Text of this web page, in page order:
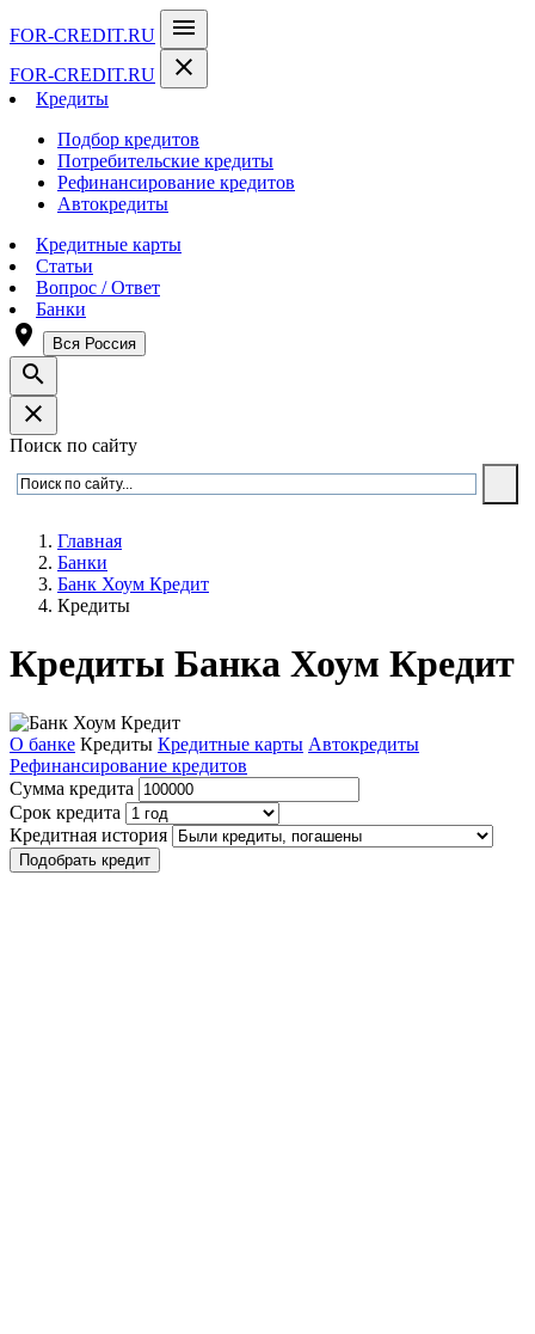
FOR-CREDIT.RU menu
FOR-CREDIT.RU close
Кредиты
Подбор кредитов
Потребительские кредиты
Рефинансирование кредитов
Автокредиты
Кредитные карты
Статьи
Вопрос / Ответ
Банки
room Вся Россия
search
close
Поиск по сайту
Главная
Банки
Банк Хоум Кредит
Кредиты
Кредиты Банка Хоум Кредит
О банке Кредиты Кредитные карты Автокредиты
Рефинансирование кредитов
Сумма кредита
Срок кредита
Кредитная история
Подобрать кредит